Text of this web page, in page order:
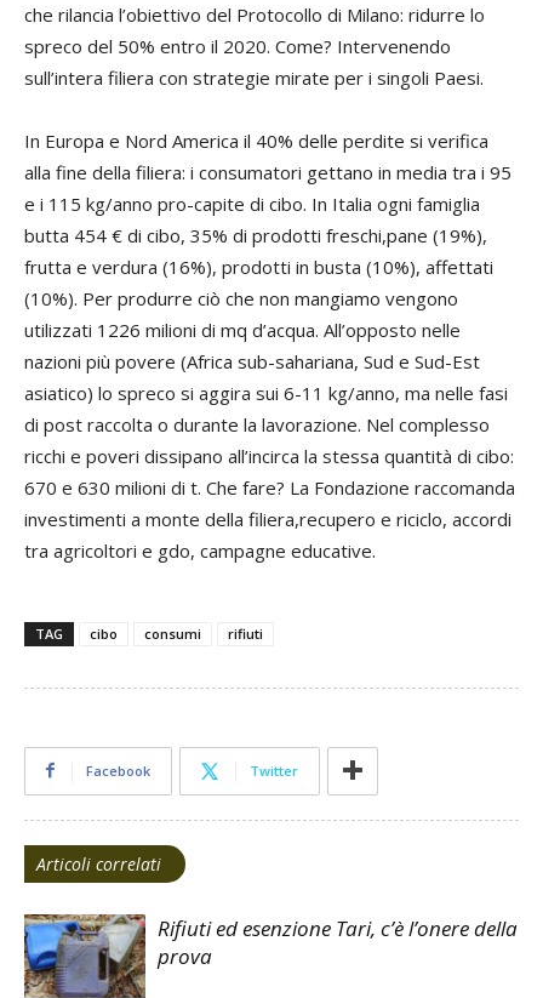
che rilancia l’obiettivo del Protocollo di Milano: ridurre lo
spreco del 50% entro il 2020. Come? Intervenendo
sull’intera filiera con strategie mirate per i singoli Paesi.
In Europa e Nord America il 40% delle perdite si verifica
alla fine della filiera: i consumatori gettano in media tra i 95
e i 115 kg/anno pro-capite di cibo. In Italia ogni famiglia
butta 454 € di cibo, 35% di prodotti freschi,pane (19%),
frutta e verdura (16%), prodotti in busta (10%), affettati
(10%). Per produrre ciò che non mangiamo vengono
utilizzati 1226 milioni di mq d’acqua. All’opposto nelle
nazioni più povere (Africa sub-sahariana, Sud e Sud-Est
asiatico) lo spreco si aggira sui 6-11 kg/anno, ma nelle fasi
di post raccolta o durante la lavorazione. Nel complesso
ricchi e poveri dissipano all’incirca la stessa quantità di cibo:
670 e 630 milioni di t. Che fare? La Fondazione raccomanda
investimenti a monte della filiera,recupero e riciclo, accordi
tra agricoltori e gdo, campagne educative.
TAG cibo consumi rifiuti
Facebook Twitter
Articoli correlati
Rifiuti ed esenzione Tari, c’è l’onere della
prova